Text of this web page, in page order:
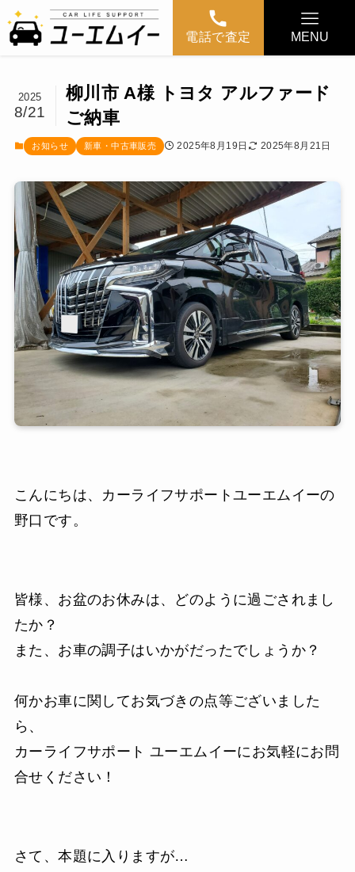
電話で査定 MENU
柳川市 A様 トヨタ アルファード
ご納車
2025
8/21
お知らせ 新車・中古車販売 2025年8月19日 2025年8月21日
こんにちは、カーライフサポートユーエムイーの
野口です。
皆様、お盆のお休みは、どのように過ごされまし
たか？
また、お車の調子はいかがだったでしょうか？
何かお車に関してお気づきの点等ございました
ら、
カーライフサポート ユーエムイーにお気軽にお問
合せください！
さて、本題に入りますが…